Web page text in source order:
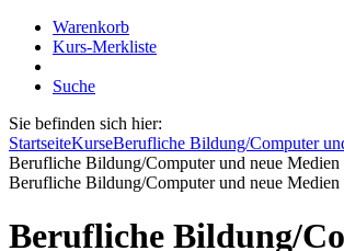
Warenkorb
Kurs-Merkliste
Suche
Sie befinden sich hier:
StartseiteKurseBerufliche Bildung/Computer
Berufliche Bildung/Computer und neue Medien
Berufliche Bildung/Computer und neue Medien
Berufliche Bildung/